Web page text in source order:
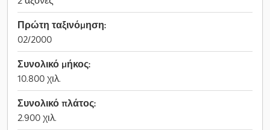
Πρώτη ταξινόμηση:
02/2000
Συνολικό μήκος:
10.800 χιλ.
Συνολικό πλάτος:
2.900 χιλ.